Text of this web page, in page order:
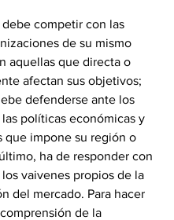
debe competir con las
de su mismo
aquellas que directa o
afectan sus objetivos;
defenderse ante los
políticas económicas y
que impone su región o
ha de responder con
vaivenes propios de la
del mercado. Para hacer
de la